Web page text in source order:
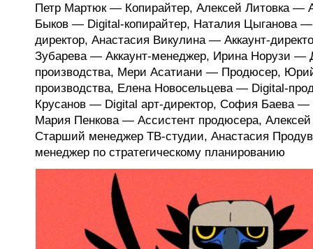
Петр Мартюк — Копирайтер, Алексей Литовка —
Быков — Digital-копирайтер, Наталия Цыганова
директор, Анастасия Викулина — Аккаунт-
Зубарева — Аккаунт-менеджер, Ирина Норузи —
производства, Мери Асатиани — Продюсер,
производства, Елена Новосельцева — Digital-
Крусанов — Digital арт-директор, София Баева —
Мария Пенкова — Ассистент продюсера,
Старший менеджер ТВ-студии, Анастасия
менеджер по стратегическому планированию